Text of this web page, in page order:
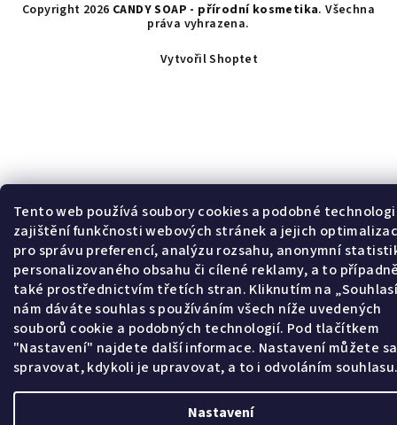
Tento web používá soubory cookies a podobné
zajištění funkčnosti webových stránek a jejich
pro správu preferencí, analýzu rozsahu, anonymní
personalizovaného obsahu či cílené reklamy, a to
také prostřednictvím třetích stran. Kliknutím na
nám dáváte souhlas s používáním všech níže uvedených
souborů cookie a podobných technologií. Pod tlačítkem
"Nastavení" najdete další informace. Nastavení můžete
spravovat, kdykoli je upravovat, a to i odvoláním
Nastavení
Copyright 2026 CANDY SOAP - přírodní kosmetika. Všechna
práva vyhrazena.
Vytvořil Shoptet